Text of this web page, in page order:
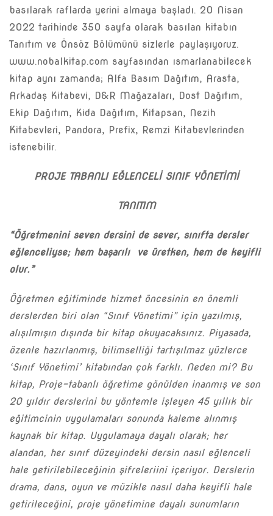
basılarak raflarda yerini almaya başladı. 20 Nisan
2022 tarihinde 350 sayfa olarak basılan kitabın
Tanıtım ve Önsöz Bölümünü sizlerle paylaşıyoruz.
www.nobalkitap.com sayfasından ısmarlanabilecek
kitap aynı zamanda; Alfa Basım Dağıtım, Arasta,
Arkadaş Kitabevi, D&R Mağazaları, Dost Dağıtım,
Ekip Dağıtım, Kida Dağıtım, Kitapsan, Nezih
Kitabevleri, Pandora, Prefix, Remzi Kitabevlerinden
istenebilir.
PROJE TABANLI EĞLENCELİ SINIF YÖNETİMİ
TANITIM
“Öğretmenini seven dersini de sever, sınıfta dersler
eğlenceliyse; hem başarılı ve üretken, hem de keyifli
olur.”
Öğretmen eğitiminde hizmet öncesinin en önemli
derslerden biri olan “Sınıf Yönetimi” için yazılmış,
alışılmışın dışında bir kitap okuyacaksınız. Piyasada,
özenle hazırlanmış, bilimselliği tartışılmaz yüzlerce
‘Sınıf Yönetimi’ kitabından çok farklı. Neden mi? Bu
kitap, Proje-tabanlı öğretime gönülden inanmış ve son
20 yıldır derslerini bu yöntemle işleyen 45 yıllık bir
eğitimcinin uygulamaları sonunda kaleme alınmış
kaynak bir kitap. Uygulamaya dayalı olarak; her
alandan, her sınıf düzeyindeki dersin nasıl eğlenceli
hale getirilebileceğinin şifreleriini içeriyor. Derslerin
drama, dans, oyun ve müzikle nasıl daha keyifli hale
getirileceğini, proje yönetimine dayalı sunumların